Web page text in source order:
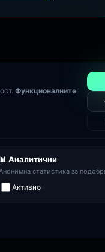
Функционалните
📊 Аналитични
статистика за
Активно